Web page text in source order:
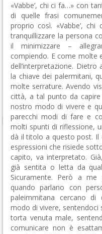
«Vabbe’, chi ci fa…» con
di quelle frasi
proprio così. «Vabbe’,
tranquillizzare la persona
il minimizzare –
compiendo. E come molte
dell’interpretazione. Dietro
la chiave dei palermitani,
molte serrature. Avendo
città, a tal punto da
nostro modo di vivere e
parecchi modi di fare e
molti spunti di riflessione,
dà il titolo a questo post. Il
espressioni che risiede
capito, va interpretato.
già sentita o letta da
Sicuramente. Però a me
quando parlano con
paleimmitana cercano di
modo di vivere, sentendoci
torta venuta male,
comunicare non è